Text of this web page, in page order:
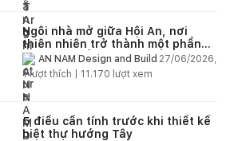
Ngôi nhà mở giữa Hội An, nơi
thiên nhiên trở thành một phần
của cuộc sống
AN NAM Design and Build 27/06/2026,
1lượt thích | 11.170 lượt xem
5 điều cần tính trước khi thiết kế
biệt thự hướng Tây